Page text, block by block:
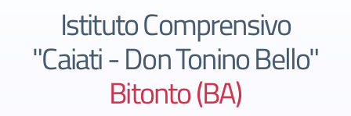
Istituto Comprensivo
"Caiati - Don Tonino Bello"
Bitonto (BA)